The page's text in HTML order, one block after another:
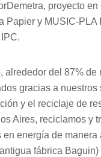
proyecto
Papier y MUSIC-PLA
alrededor del 87% de
gracias a nuestros
y el reciclaje de
Aires, reciclamos y
en energía de manera
fábrica